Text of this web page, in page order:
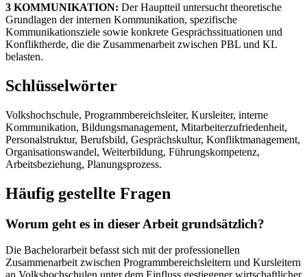
3 KOMMUNIKATION: Der Hauptteil untersucht theoretische
Grundlagen der internen Kommunikation, spezifische
Kommunikationsziele sowie konkrete Gesprächssituationen und
Konfliktherde, die die Zusammenarbeit zwischen PBL und KL
belasten.
Schlüsselwörter
Volkshochschule, Programmbereichsleiter, Kursleiter, interne
Kommunikation, Bildungsmanagement, Mitarbeiterzufriedenheit,
Personalstruktur, Berufsbild, Gesprächskultur, Konfliktmanagement,
Organisationswandel, Weiterbildung, Führungskompetenz,
Arbeitsbeziehung, Planungsprozess.
Häufig gestellte Fragen
Worum geht es in dieser Arbeit grundsätzlich?
Die Bachelorarbeit befasst sich mit der professionellen
Zusammenarbeit zwischen Programmbereichsleitern und Kursleitern